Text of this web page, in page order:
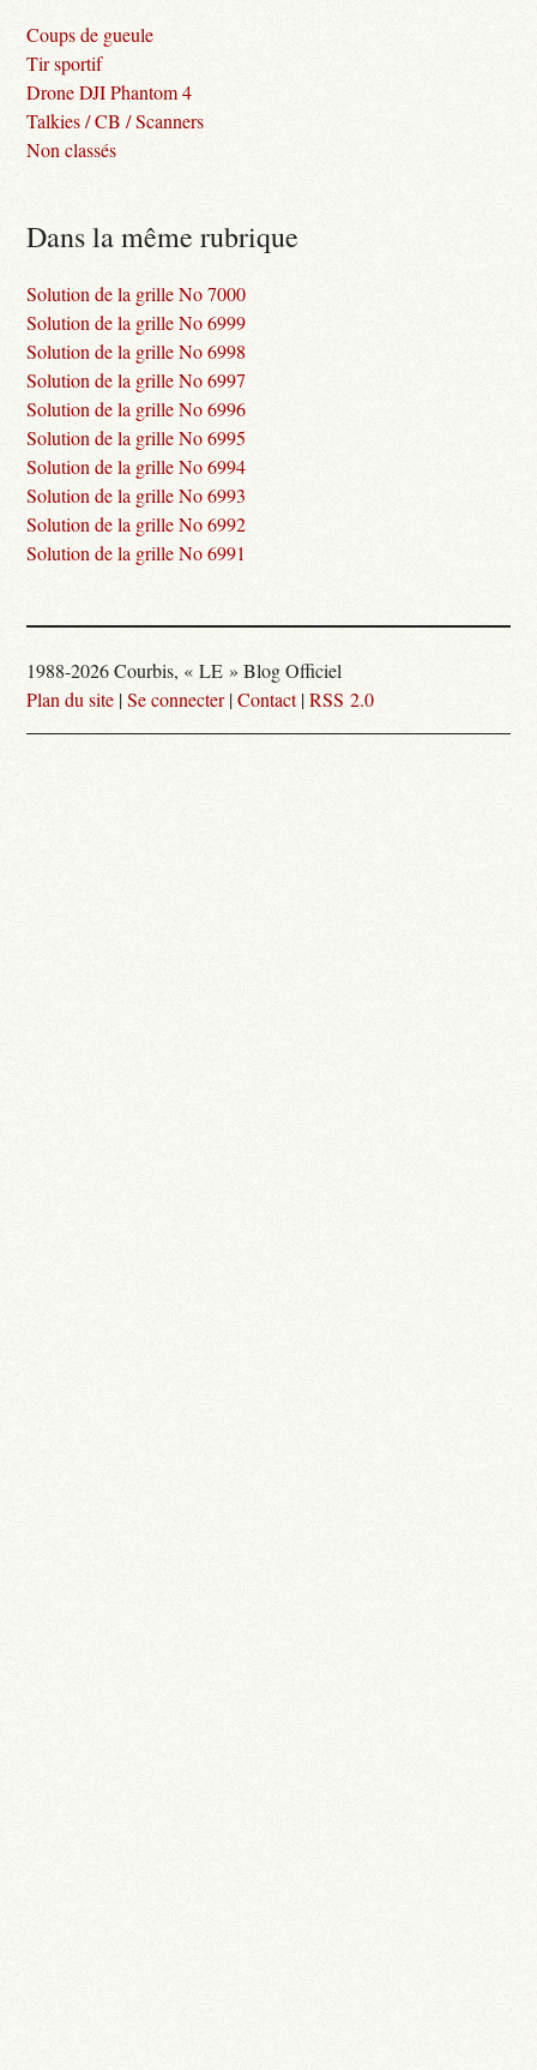
Coups de gueule
Tir sportif
Drone DJI Phantom 4
Talkies / CB / Scanners
Non classés
Dans la même rubrique
Solution de la grille No 7000
Solution de la grille No 6999
Solution de la grille No 6998
Solution de la grille No 6997
Solution de la grille No 6996
Solution de la grille No 6995
Solution de la grille No 6994
Solution de la grille No 6993
Solution de la grille No 6992
Solution de la grille No 6991
1988-2026 Courbis, « LE » Blog Officiel
Plan du site |Se connecter|Contact|RSS 2.0